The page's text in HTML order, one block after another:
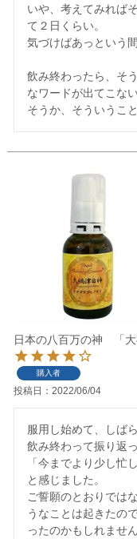
いや、考えてみれば
て２日くらい。
気づけばあっという
飲み終わったら、そ
なワードが出てこない
そうか、そういうこ
日本の八百万の神 「大
購入者
投稿日 2022/06/04
服用し始めて、しば
飲み終わって振り返っ
「今までより少し忙
と感じました。
ご誓願のとおりでは
うなことは起きたの
ったのかもしれません